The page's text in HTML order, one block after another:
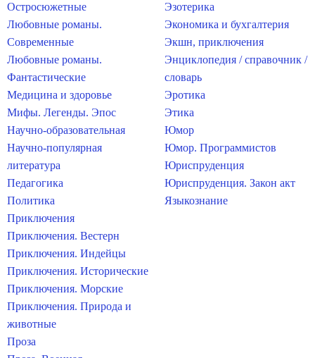
Остросюжетные
Любовные романы.
Современные
Любовные романы.
Фантастические
Медицина и здоровье
Мифы. Легенды. Эпос
Научно-образовательная
Научно-популярная
литература
Педагогика
Политика
Приключения
Приключения. Вестерн
Приключения. Индейцы
Приключения. Исторические
Приключения. Морские
Приключения. Природа и
животные
Проза
Эзотерика
Экономика и бухгалтерия
Экшн, приключения
Энциклопедия / справочник /
словарь
Эротика
Этика
Юмор
Юмор. Программистов
Юриспруденция
Юриспруденция. Закон акт
Языкознание